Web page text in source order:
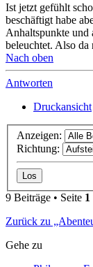
Ist jetzt gefühlt
beschäftigt habe
Anhaltspunkte und
beleuchtet. Also da
Nach oben
Antworten
Druckansicht
Anzeigen:
Richtung:
9 Beiträge • Seite 1
Zurück zu
Gehe zu